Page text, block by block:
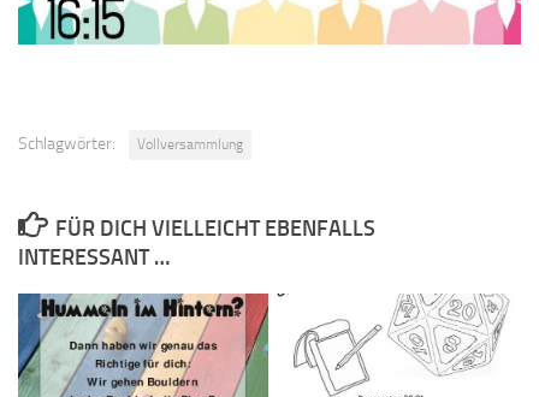
Schlagwörter: Vollversammlung
FÜR DICH VIELLEICHT EBENFALLS
INTERESSANT …